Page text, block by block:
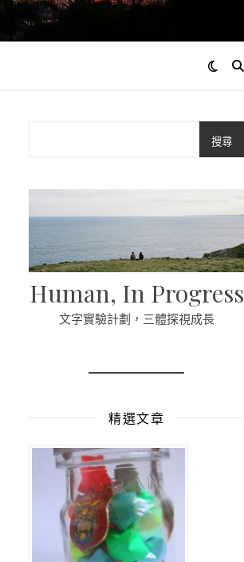
搜尋
Human, In Progress
文字實驗計劃，三體探視成長
精選文章